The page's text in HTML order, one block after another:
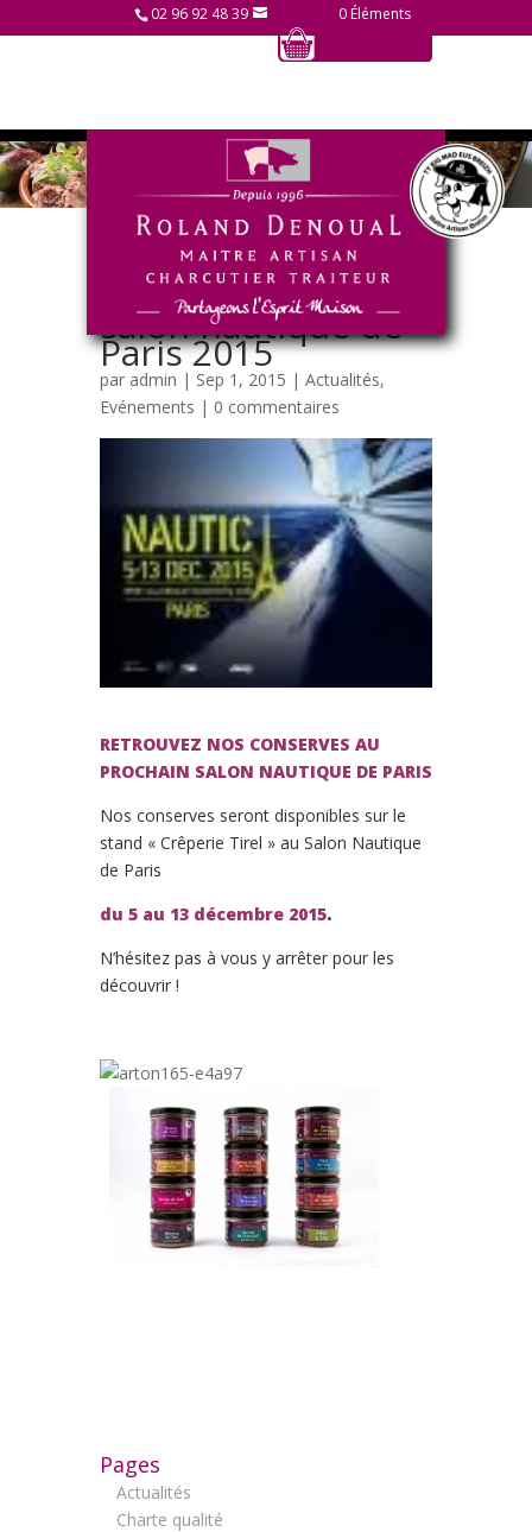
02 96 92 48 39 0 Éléments
Nos conserves au
salon nautique de
Paris 2015
par admin | Sep 1, 2015 | Actualités,
Evénements | 0 commentaires
RETROUVEZ NOS CONSERVES AU
PROCHAIN SALON NAUTIQUE DE PARIS
Nos conserves seront disponibles sur le
stand « Crêperie Tirel » au Salon Nautique
de Paris
du 5 au 13 décembre 2015.
N’hésitez pas à vous y arrêter pour les
découvrir !
Pages
Actualités
Charte qualité